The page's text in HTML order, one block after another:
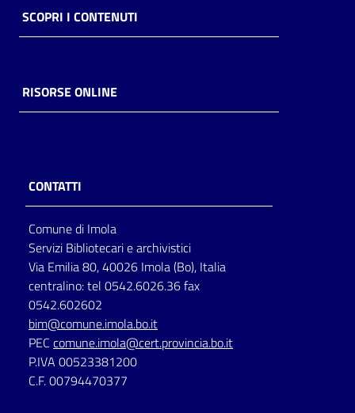
SCOPRI I CONTENUTI
RISORSE ONLINE
CONTATTI
Comune di Imola
Servizi Bibliotecari e archivistici
Via Emilia 80, 40026 Imola (Bo), Italia
centralino: tel 0542.6026.36 fax
0542.602602
bim@comune.imola.bo.it
PEC comune.imola@cert.provincia.bo.it
P.IVA 00523381200
C.F. 00794470377